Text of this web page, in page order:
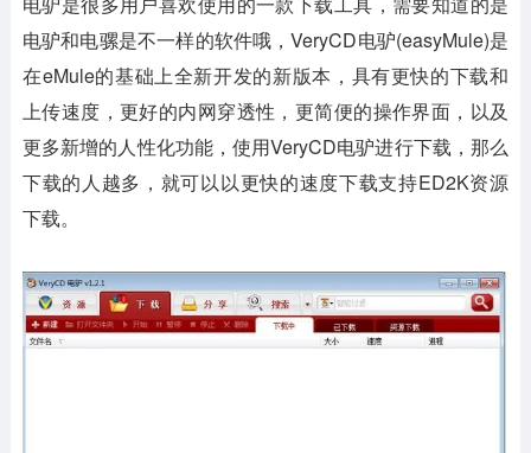
安卓其它
电驴和电骡是不一样的软件哦，VeryCD电驴(easyMule)是
在eMule的基础上全新开发的新版本，具有更快的下载和
上传速度，更好的内网穿透性，更简便的操作界面，以及
更多新增的人性化功能，使用VeryCD电驴进行下载，那么
下载的人越多，就可以以更快的速度下载支持ED2K资源
下载。